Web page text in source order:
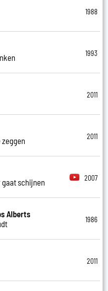
1988
1993
2011
zeggen
2011
gaat schijnen
2007
Alberts
1986
2011